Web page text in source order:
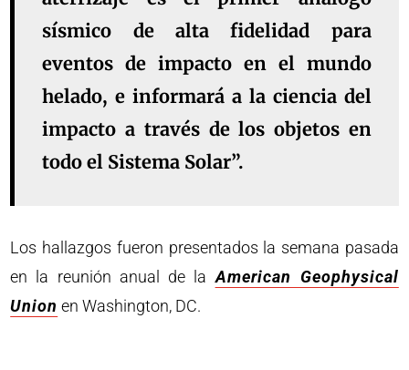
sísmico de alta fidelidad para
eventos de impacto en el mundo
helado, e informará a la ciencia del
impacto a través de los objetos en
todo el Sistema Solar”.
Los hallazgos fueron presentados la semana pasada
en la reunión anual de laAmerican Geophysical
Union en Washington, DC.